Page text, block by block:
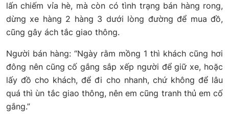
lấn chiếm vỉa hè, mà còn có tình trạng bán hàng rong,
dừng xe hàng 2 hàng 3 dưới lòng đường để mua đồ,
cũng gây ách tắc giao thông.
Người bán hàng: “Ngày rằm mồng 1 thì khách cũng hơi
đông nên cũng cố gắng sắp xếp người để giữ xe, hoặc
lấy đồ cho khách, để đi cho nhanh, chứ không để lâu
quá thì ùn tắc giao thông, nên em cũng tranh thủ em cố
gắng.”